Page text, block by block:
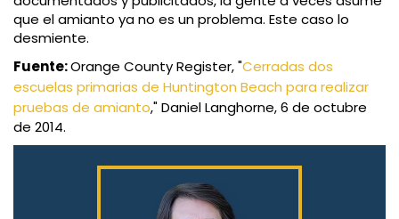
que el amianto ya no es un problema. Este caso lo
desmiente.
Fuente:Orange County Register, "Cerradas dos
escuelas primarias de Huntington Beach para realizar
pruebas de amianto," Daniel Langhorne, 6 de octubre
de 2014.